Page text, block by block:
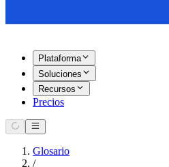
Plataforma
Soluciones
Recursos
Precios
Glosario
/